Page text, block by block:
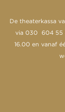
De theaterkassa
via 030 604 55
16.00 en vanaf